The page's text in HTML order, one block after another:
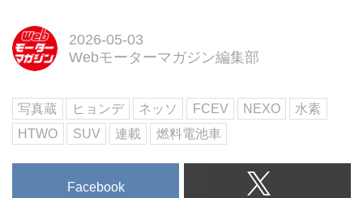
ウラ60周年 ほか
6月号の第一特集は、電動化と高
級化で激変する「ニューSUVの現
ェンダーやポルシェのBEV、復活
のホンダCR-Vまで...
2026-05-03
Webモーターマガジン編集部
写真蔵 ヒョンデ ネッソ FCEV NEXO
水素
HTWO
SUV 連載 燃料電池車
Facebook